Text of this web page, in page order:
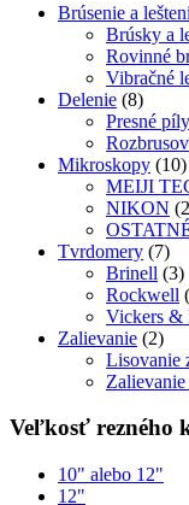
Brúsenie a
Brúsky a
Rovinné
Vibračné
Delenie (8)
Presné píly
Mikroskopy (10)
MEIJI
NIKON
Tvrdomery (7)
Brinell (3)
Rockwell
Vickers &
Zalievanie (2)
Lisovanie
Zalievanie
Veľkosť rezného
10" alebo 12"
12"